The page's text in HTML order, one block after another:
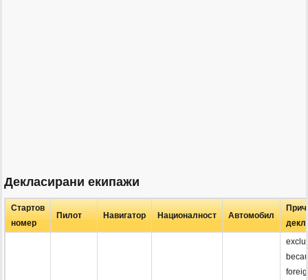
Декласирани екипажи
Стартов
номер
Пилот Навигатор Националност Автомобил